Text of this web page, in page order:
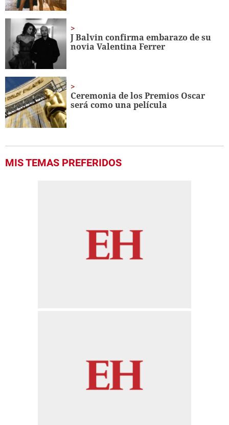
J Balvin confirma embarazo de su
novia Valentina Ferrer
Ceremonia de los Premios Oscar
será como una película
MIS TEMAS PREFERIDOS